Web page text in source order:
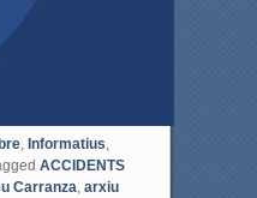
, Informatius
ACCIDENTS
Carranza arxiu